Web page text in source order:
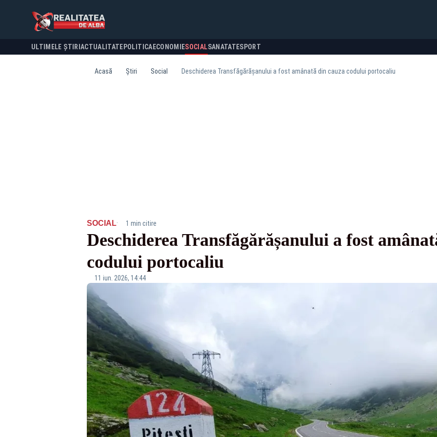
ULTIMELE ȘTIRI ACTUALITATE POLITICA ECONOMIESOCIALSANATATESPORT
Acasă Știri Social Deschiderea Transfăgărășanului a fost amânată din cauza codului portocaliu
SOCIAL· 1 min citire
Deschiderea Transfăgărășanului a fost
codului portocaliu
11 iun. 2026, 14:44